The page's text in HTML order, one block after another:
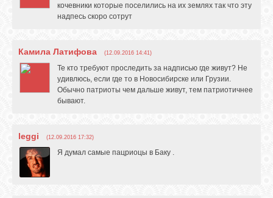
кочевники которые поселились на их землях так что эту
надпесь скоро сотрут
Камила Латифова (12.09.2016 14:41)
Те кто требуют проследить за надписью где живут? Не
удивлюсь, если где то в Новосибирске или Грузии.
Обычно патриоты чем дальше живут, тем патриотичнее
бывают.
leggi (12.09.2016 17:32)
Я думал самые пацриоцы в Баку .